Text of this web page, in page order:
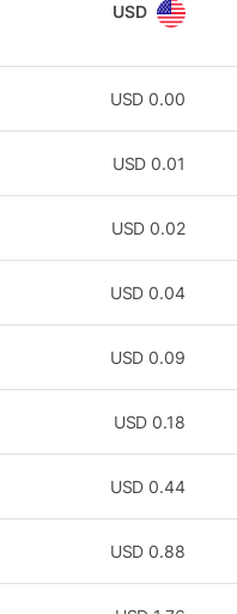
USD
0.00
USD
0.01
USD
0.02
USD
0.04
USD
0.09
USD
0.18
USD
0.44
USD
0.88
USD